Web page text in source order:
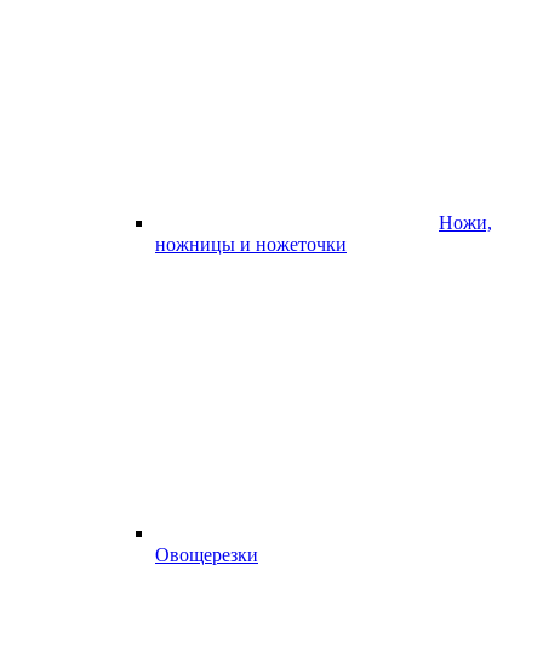
Ножи,
ножницы и ножеточки
Овощерезки